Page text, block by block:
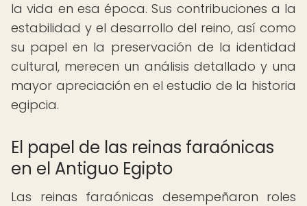
la vida en esa época. Sus contribuciones a la
estabilidad y el desarrollo del reino, así como
su papel en la preservación de la identidad
cultural, merecen un análisis detallado y una
mayor apreciación en el estudio de la historia
egipcia.
El papel de las reinas faraónicas
en el Antiguo Egipto
Las reinas faraónicas desempeñaron roles